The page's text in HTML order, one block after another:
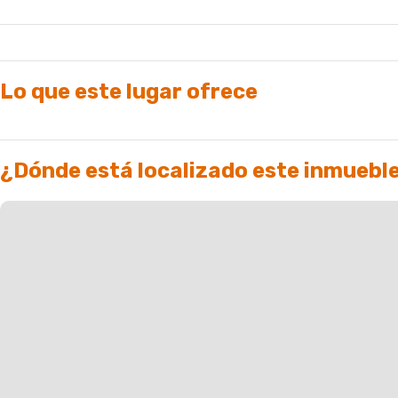
Lo que este lugar ofrece
¿Dónde está localizado este